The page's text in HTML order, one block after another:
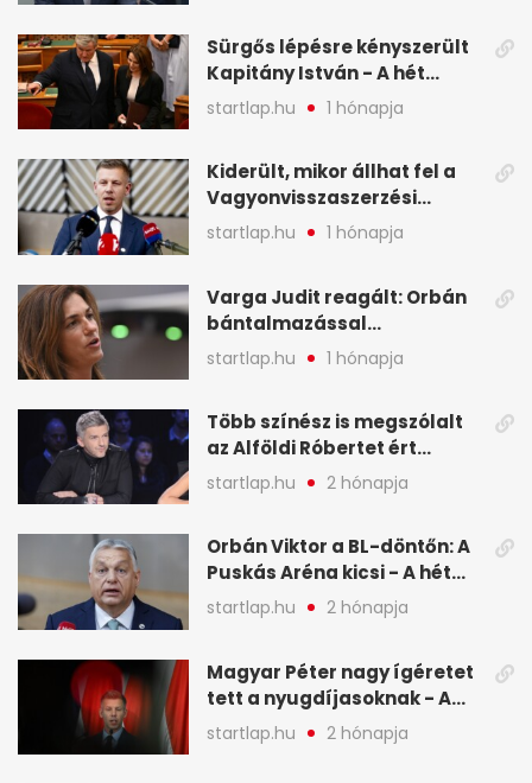
Sürgős lépésre kényszerült
Kapitány István - A hét
legfontosabb hírei
képekben
startlap.hu 1 hónapja
Kiderült, mikor állhat fel a
Vagyonvisszaszerzési
Hivatal - A hét legfontosabb
hírei képekben
startlap.hu 1 hónapja
Varga Judit reagált: Orbán
bántalmazással
kapcsolatban emlegette - A
hét legfontosabb hírei
startlap.hu 1 hónapja
Több színész is megszólalt
az Alföldi Róbertet ért
vádakról - A hét
legfontosabb hírei
startlap.hu 2 hónapja
Orbán Viktor a BL-döntőn: A
Puskás Aréna kicsi - A hét
legfontosabb hírei képeken
startlap.hu 2 hónapja
Magyar Péter nagy ígéretet
tett a nyugdíjasoknak - A
hét legfontosabb hírei
képekben
startlap.hu 2 hónapja